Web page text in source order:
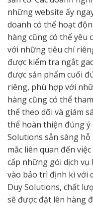
những website ấy
doanh có thể hoạt
hàng cũng có thể yêu
với những tiêu chí
được kiểm tra ngắt
được sản phẩm cuối
riêng, phù hợp với
hàng cũng có thể
thể theo dõi và giám
thể hoàn thiện đúng
Solutions sẵn sàng
mắc liên quan đến
cấp những gói dịch
vào bảo trì định kì với
Duy Solutions, chất
sẽ được đặt lên hàng